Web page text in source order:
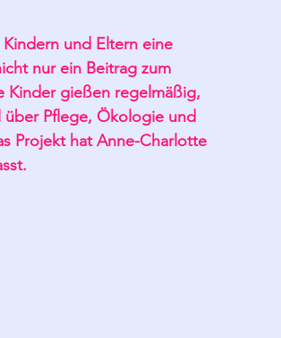
und Eltern eine
nur ein Beitrag zum
Kinder gießen regelmäßig,
über Pflege, Ökologie und
Projekt hat Anne-Charlotte